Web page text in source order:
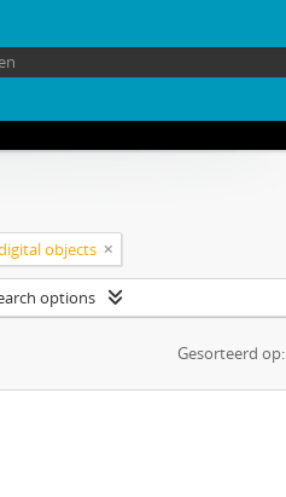
objects
options
Gesorteerd op: